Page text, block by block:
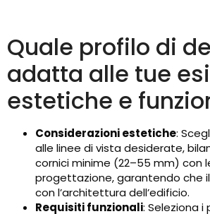
Quale profilo di
adatta alle tue
estetiche e
Considerazioni estetiche:
alle linee di vista desiderate,
cornici minime (22–55 mm) con
progettazione, garantendo che
con l’architettura dell’edificio.
Requisiti funzionali: Seleziona i